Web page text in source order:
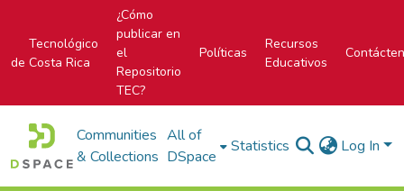
Tecnológico
de Costa Rica
¿Cómo
publicar en
el
Repositorio
TEC?
Políticas
Recursos
Educativos
Communities
& Collections
All of
DSpace
Statistics Log In